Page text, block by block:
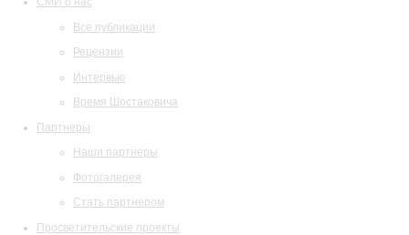
Все публикации
Рецензии
Интервью
Время Шостаковича
Партнеры
Наши партнеры
Фотогалерея
Стать партнером
Просветительские проекты